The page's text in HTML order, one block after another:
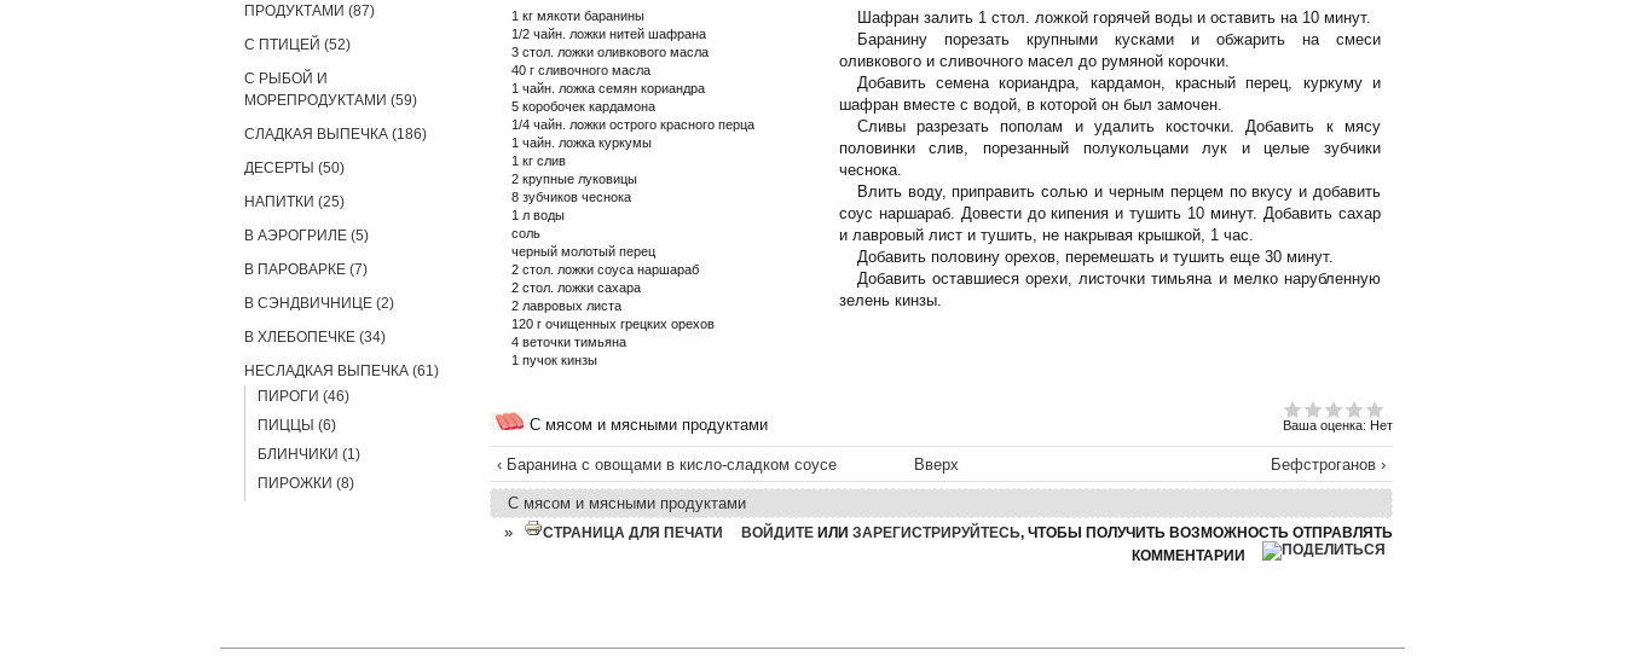
1 кг мякоти баранины
1/2 чайн. ложки нитей шафрана
3 стол. ложки оливкового масла
40 г сливочного масла
1 чайн. ложка семян кориандра
5 коробочек кардамона
1/4 чайн. ложки острого красного перца
1 чайн. ложка куркумы
1 кг слив
2 крупные луковицы
8 зубчиков чеснока
1 л воды
соль
черный молотый перец
2 стол. ложки соуса наршараб
2 стол. ложки сахара
2 лавровых листа
120 г очищенных грецких орехов
4 веточки тимьяна
1 пучок кинзы
Шафран залить 1 стол. ложкой горячей воды и оставить на 10 минут.
Баранину порезать крупными кусками и обжарить на смеси
оливкового и сливочного масел до румяной корочки.
Добавить семена кориандра, кардамон, красный перец, куркуму и
шафран вместе с водой, в которой он был замочен.
Сливы разрезать пополам и удалить косточки. Добавить к мясу
половинки слив, порезанный полукольцами лук и целые зубчики
чеснока.
Влить воду, приправить солью и черным перцем по вкусу и добавить
соус наршараб. Довести до кипения и тушить 10 минут. Добавить сахар
и лавровый лист и тушить, не накрывая крышкой, 1 час.
Добавить половину орехов, перемешать и тушить еще 30 минут.
Добавить оставшиеся орехи, листочки тимьяна и мелко нарубленную
зелень кинзы.
С мясом и мясными продуктами Ваша оценка: Нет
‹ Баранина с овощами в кисло-сладком соусе Вверх Бефстроганов ›
С мясом и мясными продуктами
»
СТРАНИЦА ДЛЯ ПЕЧАТИ ВОЙДИТЕ ИЛИ ЗАРЕГИСТРИРУЙТЕСЬ, ЧТОБЫ ПОЛУЧИТЬ ВОЗМОЖНОСТЬ ОТПРАВЛЯТЬ
КОММЕНТАРИИ
ПРОДУКТАМИ (87)
С ПТИЦЕЙ (52)
С РЫБОЙ И
МОРЕПРОДУКТАМИ (59)
СЛАДКАЯ ВЫПЕЧКА (186)
ДЕСЕРТЫ (50)
НАПИТКИ (25)
В АЭРОГРИЛЕ (5)
В ПАРОВАРКЕ (7)
В СЭНДВИЧНИЦЕ (2)
В ХЛЕБОПЕЧКЕ (34)
НЕСЛАДКАЯ ВЫПЕЧКА (61)
ПИРОГИ (46)
ПИЦЦЫ (6)
БЛИНЧИКИ (1)
ПИРОЖКИ (8)